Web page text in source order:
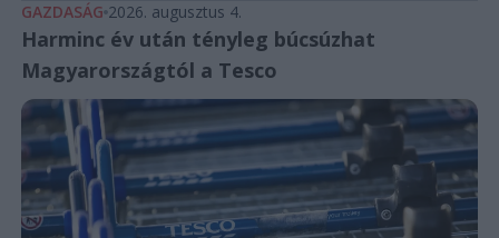
GAZDASÁG 2026. augusztus 4.
Harminc év után tényleg búcsúzhat
Magyarországtól a Tesco